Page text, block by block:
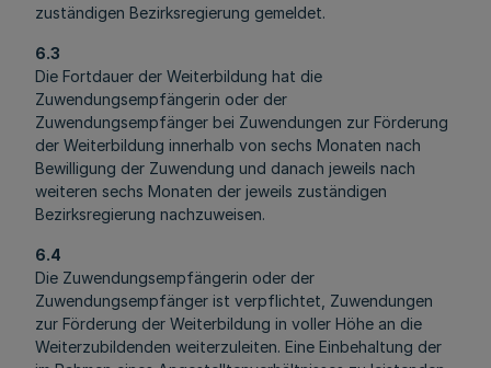
zuständigen Bezirksregierung gemeldet.
6.3
Die Fortdauer der Weiterbildung hat die
Zuwendungsempfängerin oder der
Zuwendungsempfänger bei Zuwendungen zur Förderung
der Weiterbildung innerhalb von sechs Monaten nach
Bewilligung der Zuwendung und danach jeweils nach
weiteren sechs Monaten der jeweils zuständigen
Bezirksregierung nachzuweisen.
6.4
Die Zuwendungsempfängerin oder der
Zuwendungsempfänger ist verpflichtet, Zuwendungen
zur Förderung der Weiterbildung in voller Höhe an die
Weiterzubildenden weiterzuleiten. Eine Einbehaltung der